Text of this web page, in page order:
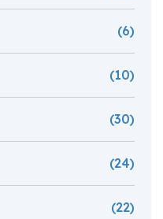
(6)
(10)
(30)
(24)
(22)